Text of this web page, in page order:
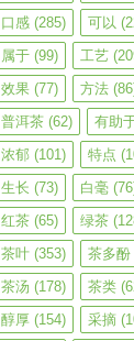
口感 (285) 可以
属于 (99) 工艺
效果 (77) 方法
普洱茶 (62) 有助
浓郁 (101) 特点
生长 (73) 白毫
红茶 (65) 绿茶
茶叶 (353) 茶多酚
茶汤 (178) 茶类
醇厚 (154) 采摘